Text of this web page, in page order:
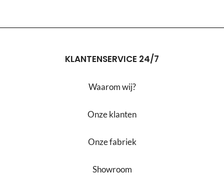
KLANTENSERVICE 24/7
Waarom wij?
Onze klanten
Onze fabriek
Showroom